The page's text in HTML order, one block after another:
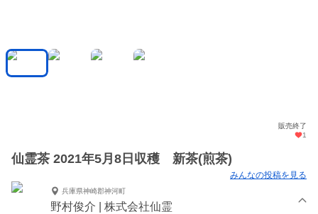
販売終了
1
仙霊茶 2021年5月8日収穫 新茶(煎茶)
みんなの投稿を見る
兵庫県神崎郡神河町
野村俊介 | 株式会社仙霊